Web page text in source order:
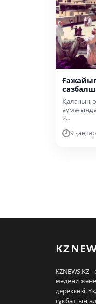
Қаланың
2...
9
KZNEWS.KZ
мәдени
дереккөзі.
сұқбаттың